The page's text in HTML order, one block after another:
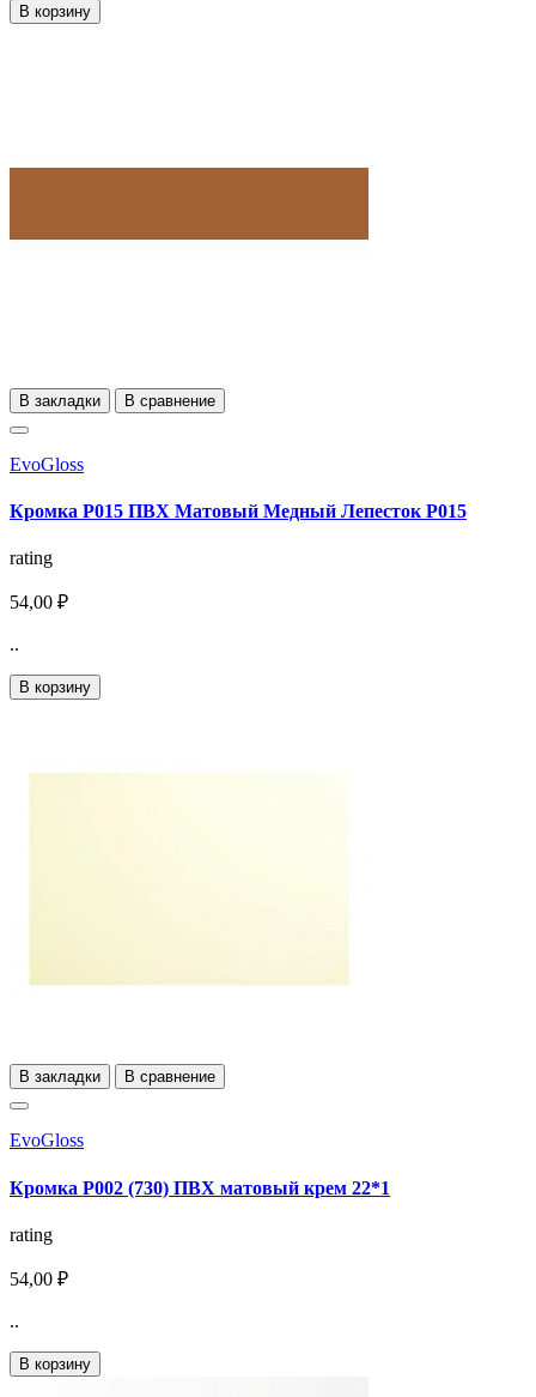
В корзину
В закладки В сравнение
EvoGloss
Кромка P015 ПВХ Матовый Медный Лепесток Р015
rating
54,00 ₽
..
В корзину
В закладки В сравнение
EvoGloss
Кромка Р002 (730) ПВХ матовый крем 22*1
rating
54,00 ₽
..
В корзину